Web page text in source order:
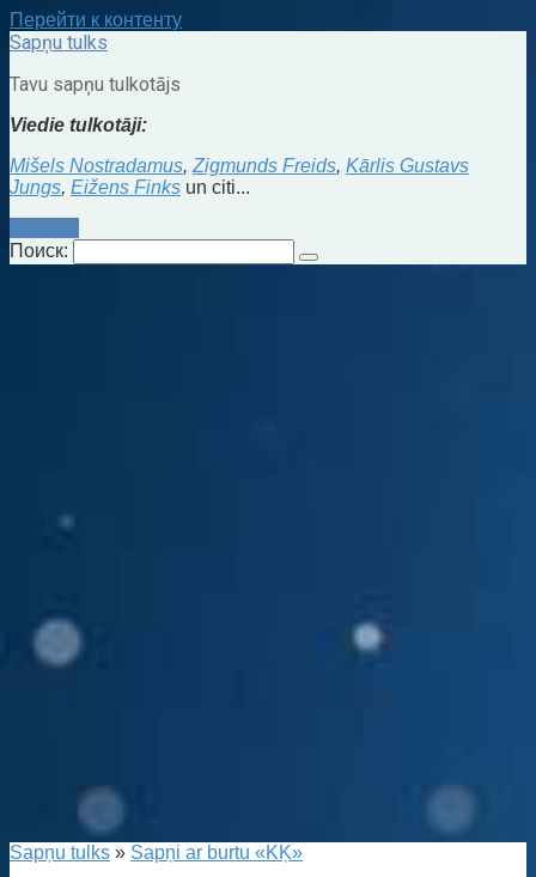
Перейти к контенту
Sapņu tulks
Tavu sapņu tulkotājs
Viedie tulkotāji:
Mišels Nostradamus, Zigmunds Freids, Kārlis Gustavs
Jungs, Eižens Finks un citi...
Kontakti
Поиск:
Sapņu tulks » Sapņi ar burtu «KĶ»